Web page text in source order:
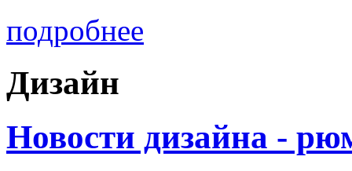
подробнее
Дизайн
Новости дизайна -